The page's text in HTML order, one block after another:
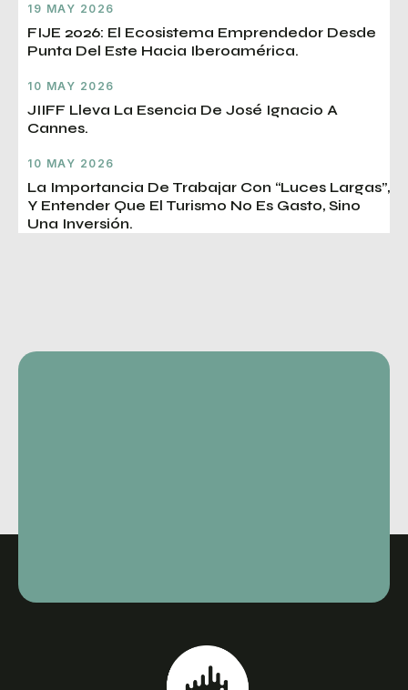
19 MAY 2026
FIJE 2026: El Ecosistema Emprendedor Desde
Punta Del Este Hacia Iberoamérica.
10 MAY 2026
JIIFF Lleva La Esencia De José Ignacio A
Cannes.
10 MAY 2026
La Importancia De Trabajar Con “luces Largas”,
Y Entender Que El Turismo No Es Gasto, Sino
Una Inversión.